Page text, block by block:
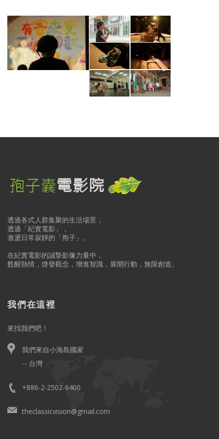
透過各式人群集聚的生活場景，
透過「紀實電影」，
激盪日常寂靜的「孢子」。
在紀實電影的誠摯影像力量中，
甦醒熱情，啓發觀念，增進智識，展開行動，無限創造。
我們在這裡
來找我們吧！
我們來自小海島國家
-- 台灣
+886-2-2502-6400
theclassicvision@gmail.com